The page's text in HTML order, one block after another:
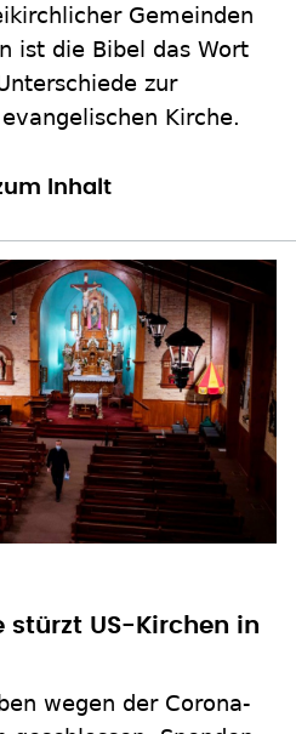
Gemeinden
ist die Bibel das Wort
zur
Kirche.
Inhalt
US-Kirchen in
wegen der Corona-